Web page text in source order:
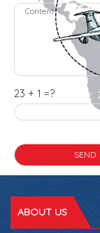
23 + 1 =?
ABOUT US